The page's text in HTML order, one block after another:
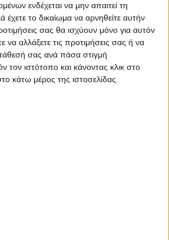
ενδέχεται να μην απαιτεί τη
το δικαίωμα να αρνηθείτε αυτήν
σας θα ισχύουν μόνο για αυτόν
να αλλάξετε τις προτιμήσεις σας ή να
σας ανά πάσα στιγμή
τον ιστότοπο και κάνοντας κλικ στο
κάτω μέρος της ιστοσελίδας.
Σπιράλ